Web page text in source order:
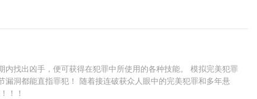
找出凶手，便可获得在犯罪中所使用的各种技能。 模拟完美犯罪
洞都能直指罪犯！ 随着接连破获众人眼中的完美犯罪和多年悬
！！